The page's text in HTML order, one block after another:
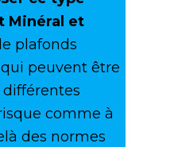
Minéral et
plafonds
peuvent être
différentes
comme à
des normes